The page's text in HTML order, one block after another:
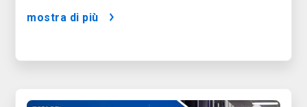
mostra di più